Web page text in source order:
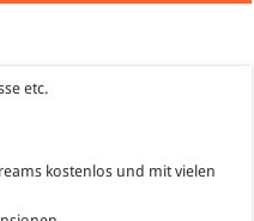
etc.
kostenlos und mit vielen